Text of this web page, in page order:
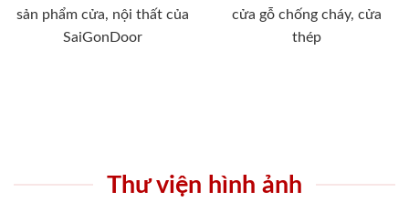
sản phẩm cửa, nội thất của
SaiGonDoor
cửa gỗ chống cháy, cửa
thép
Thư viện hình ảnh